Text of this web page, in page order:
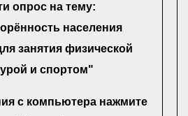
опрос на тему:
населения
занятия физической
и спортом"
с компьютера нажмите